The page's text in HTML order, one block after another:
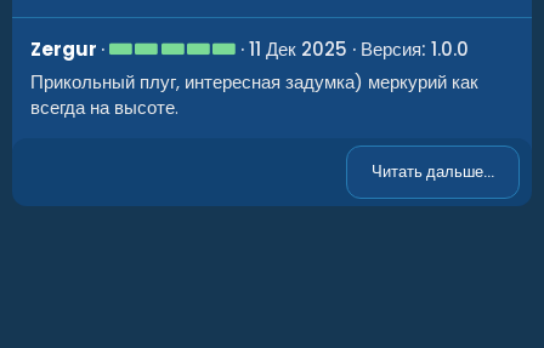
Zergur 5
0
11 Дек 2025
Версия: 1.0.0
Прикольный плуг, интересная задумка) меркурий как
всегда на высоте.
Читать дальше...